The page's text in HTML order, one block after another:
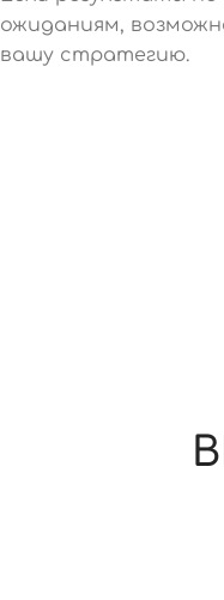
ожиданиям,
вашу стратегию.